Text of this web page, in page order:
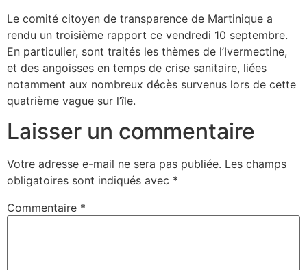
Le comité citoyen de transparence de Martinique a
rendu un troisième rapport ce vendredi 10 septembre.
En particulier, sont traités les thèmes de l’Ivermectine,
et des angoisses en temps de crise sanitaire, liées
notamment aux nombreux décès survenus lors de cette
quatrième vague sur l’île.
Laisser un commentaire
Votre adresse e-mail ne sera pas publiée. Les champs
obligatoires sont indiqués avec *
Commentaire *